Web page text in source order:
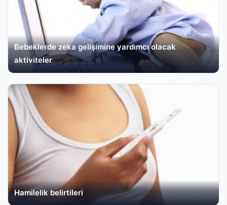
Bebeklerde zeka gelişimine yardımcı olacak
aktiviteler
Hamilelik belirtileri